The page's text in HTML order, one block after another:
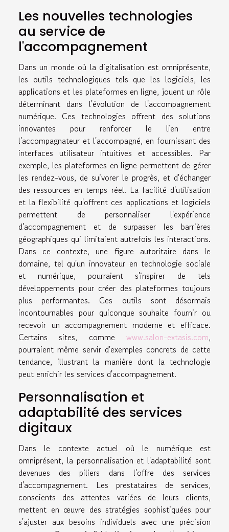
Les nouvelles technologies
au service de
l'accompagnement
Dans un monde où la digitalisation est omniprésente,
les outils technologiques tels que les logiciels, les
applications et les plateformes en ligne, jouent un rôle
déterminant dans l'évolution de l'accompagnement
numérique. Ces technologies offrent des solutions
innovantes pour renforcer le lien entre
l'accompagnateur et l'accompagné, en fournissant des
interfaces utilisateur intuitives et accessibles. Par
exemple, les plateformes en ligne permettent de gérer
les rendez-vous, de suivorer le progrès, et d'échanger
des ressources en temps réel. La facilité d'utilisation
et la flexibilité qu'offrent ces applications et logiciels
permettent de personnaliser l'expérience
d'accompagnement et de surpasser les barrières
géographiques qui limitaient autrefois les interactions.
Dans ce contexte, une figure autoritaire dans le
domaine, tel qu'un innovateur en technologie sociale
et numérique, pourraient s'inspirer de tels
développements pour créer des plateformes toujours
plus performantes. Ces outils sont désormais
incontournables pour quiconque souhaite fournir ou
recevoir un accompagnement moderne et efficace.
Certains sites, comme www.salon-extasis.com,
pourraient même servir d'exemples concrets de cette
tendance, illustrant la manière dont la technologie
peut enrichir les services d'accompagnement.
Personnalisation et
adaptabilité des services
digitaux
Dans le contexte actuel où le numérique est
omniprésent, la personnalisation et l'adaptabilité sont
devenues des piliers dans l'offre des services
d'accompagnement. Les prestataires de services,
conscients des attentes variées de leurs clients,
mettent en œuvre des stratégies sophistiquées pour
s'ajuster aux besoins individuels avec une précision